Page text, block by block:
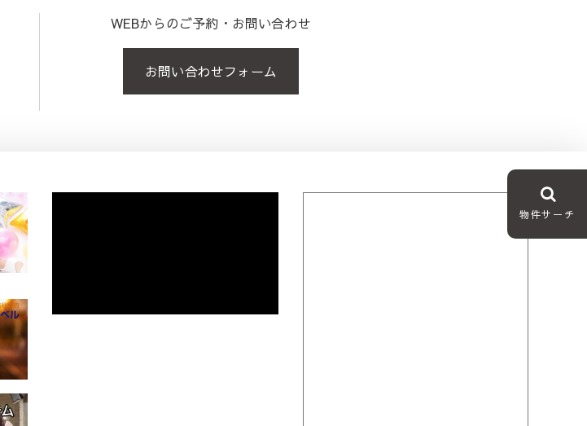
WEBからのご予約・お問い合わせ
お問い合わせフォーム
物件サーチ